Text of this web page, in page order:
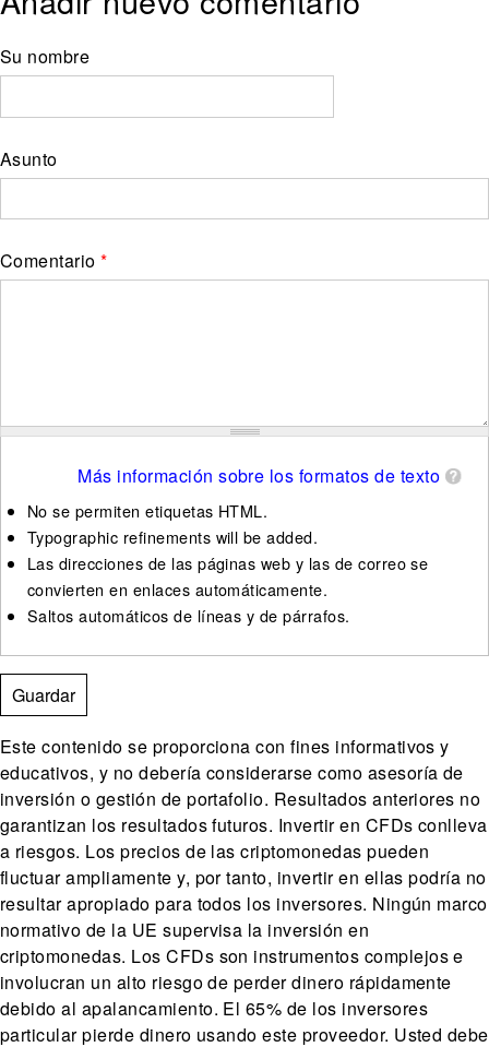
Su nombre
Asunto
Comentario*
Más información sobre los formatos de texto
No se permiten etiquetas HTML.
Typographic refinements will be added.
Las direcciones de las páginas web y las de correo se
convierten en enlaces automáticamente.
Saltos automáticos de líneas y de párrafos.
Este contenido se proporciona con fines informativos y
educativos, y no debería considerarse como asesoría de
inversión o gestión de portafolio. Resultados anteriores no
garantizan los resultados futuros. Invertir en CFDs conlleva
a riesgos. Los precios de las criptomonedas pueden
fluctuar ampliamente y, por tanto, invertir en ellas podría no
resultar apropiado para todos los inversores. Ningún marco
normativo de la UE supervisa la inversión en
criptomonedas. Los CFDs son instrumentos complejos e
involucran un alto riesgo de perder dinero rápidamente
debido al apalancamiento. El 65% de los inversores
particular pierde dinero usando este proveedor. Usted debe